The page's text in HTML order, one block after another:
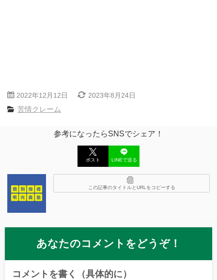
2022年12月12日 2023年8月24日
苦情クレーム
参考になったらSNSでシェア！
ポスト LINEで送る
この記事のタイトルとURLをコピーする
あなたのコメントをどうぞ！
コメントを書く（具体的に）